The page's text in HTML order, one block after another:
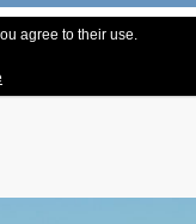
agree to their use.